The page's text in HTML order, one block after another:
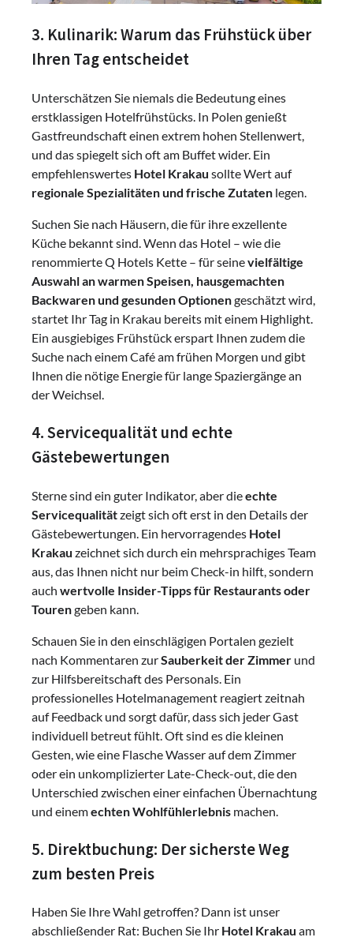
3. Kulinarik: Warum das Frühstück über
Ihren Tag entscheidet
Unterschätzen Sie niemals die Bedeutung eines
erstklassigen Hotelfrühstücks. In Polen genießt
Gastfreundschaft einen extrem hohen Stellenwert,
und das spiegelt sich oft am Buffet wider. Ein
empfehlenswertes Hotel Krakau sollte Wert auf
regionale Spezialitäten und frische Zutaten legen.
Suchen Sie nach Häusern, die für ihre exzellente
Küche bekannt sind. Wenn das Hotel – wie die
renommierte Q Hotels Kette – für seinevielfältige
Auswahl an warmen Speisen, hausgemachten
Backwaren und gesunden Optionengeschätzt wird,
startet Ihr Tag in Krakau bereits mit einem Highlight.
Ein ausgiebiges Frühstück erspart Ihnen zudem die
Suche nach einem Café am frühen Morgen und gibt
Ihnen die nötige Energie für lange Spaziergänge an
der Weichsel.
4. Servicequalität und echte
Gästebewertungen
Sterne sind ein guter Indikator, aber dieechte
Servicequalitätzeigt sich oft erst in den Details der
Gästebewertungen. Ein hervorragendes Hotel
Krakau zeichnet sich durch ein mehrsprachiges Team
aus, das Ihnen nicht nur beim Check-in hilft, sondern
auch wertvolle Insider-Tipps für Restaurants oder
Tourengeben kann.
Schauen Sie in den einschlägigen Portalen gezielt
nach Kommentaren zurSauberkeit der Zimmer und
zur Hilfsbereitschaft des Personals. Ein
professionelles Hotelmanagement reagiert zeitnah
auf Feedback und sorgt dafür, dass sich jeder Gast
individuell betreut fühlt. Oft sind es die kleinen
Gesten, wie eine Flasche Wasser auf dem Zimmer
oder ein unkomplizierter Late-Check-out, die den
Unterschied zwischen einer einfachen Übernachtung
und einemechten Wohlfühlerlebnis machen.
5. Direktbuchung: Der sicherste Weg
zum besten Preis
Haben Sie Ihre Wahl getroffen? Dann ist unser
abschließender Rat: Buchen Sie Ihr Hotel Krakau am